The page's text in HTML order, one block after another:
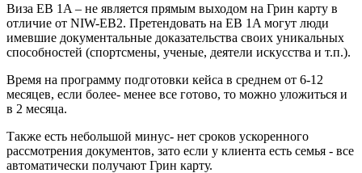
Виза EB 1A – не является прямым выходом на Грин карту в
отличие от NIW-EB2. Претендовать на EB 1A могут люди
имевшие документальные доказательства своих уникальных
способностей (спортсмены, ученые, деятели искусства и т.п.).
Время на программу подготовки кейса в среднем от 6-12
месяцев, если более- менее все готово, то можно уложиться и
в 2 месяца.
Также есть небольшой минус- нет сроков ускоренного
рассмотрения документов, зато если у клиента есть семья - все
автоматически получают Грин карту.